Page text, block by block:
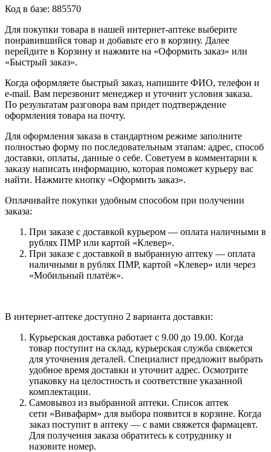
Код в базе: 885570
Для покупки товара в нашей интернет-аптеке выберите
понравившийся товар и добавьте его в корзину. Далее
перейдите в Корзину и нажмите на «Оформить заказ» или
«Быстрый заказ».
Когда оформляете быстрый заказ, напишите ФИО, телефон и
e-mail. Вам перезвонит менеджер и уточнит условия заказа.
По результатам разговора вам придет подтверждение
оформления товара на почту.
Для оформления заказа в стандартном режиме заполните
полностью форму по последовательным этапам: адрес, способ
доставки, оплаты, данные о себе. Советуем в комментарии к
заказу написать информацию, которая поможет курьеру вас
найти. Нажмите кнопку «Оформить заказ».
Оплачивайте покупки удобным способом при получении
заказа:
При заказе с доставкой курьером — оплата наличными в
рублях ПМР или картой «Клевер».
При заказе с доставкой в выбранную аптеку — оплата
наличными в рублях ПМР, картой «Клевер» или через
«Мобильный платёж».
В интернет-аптеке доступно 2 варианта доставки:
Курьерская доставка работает с 9.00 до 19.00. Когда
товар поступит на склад, курьерская служба свяжется
для уточнения деталей. Специалист предложит выбрать
удобное время доставки и уточнит адрес. Осмотрите
упаковку на целостность и соответствие указанной
комплектации.
Самовывоз из выбранной аптеки. Список аптек
сети «Вивафарм» для выбора появится в корзине. Когда
заказ поступит в аптеку — с вами свяжется фармацевт.
Для получения заказа обратитесь к сотруднику и
назовите номер.